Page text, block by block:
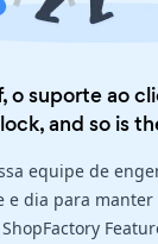
o suporte ao
and so is
equipe de
e dia para